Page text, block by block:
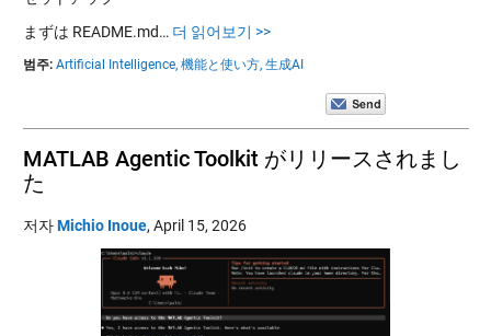
まずは README.md… 더 읽어보기 >>
범주: Artificial Intelligence, 機能と使い方, 生成AI
MATLAB Agentic Toolkit がリリースされまし
た
저자Michio Inoue, April 15, 2026